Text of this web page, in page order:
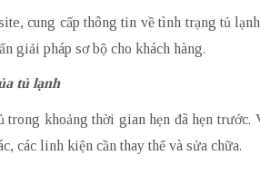
cung cấp thông tin về tình trạng tủ
giải pháp sơ bộ cho khách hàng.
tủ lạnh
khoảng thời gian hẹn đã hẹn
các linh kiện cần thay thế và sửa chữa.